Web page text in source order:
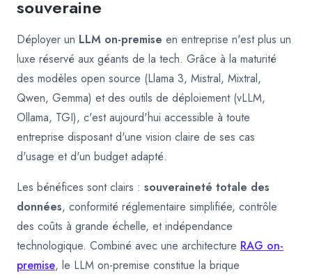
souveraine
Déployer un LLM on-premise en entreprise n'est plus un
luxe réservé aux géants de la tech. Grâce à la maturité
des modèles open source (Llama 3, Mistral, Mixtral,
Qwen, Gemma) et des outils de déploiement (vLLM,
Ollama, TGI), c'est aujourd'hui accessible à toute
entreprise disposant d'une vision claire de ses cas
d'usage et d'un budget adapté.
Les bénéfices sont clairs : souveraineté totale des
données, conformité réglementaire simplifiée, contrôle
des coûts à grande échelle, et indépendance
technologique. Combiné avec une architecture RAG on-
premise, le LLM on-premise constitue la brique